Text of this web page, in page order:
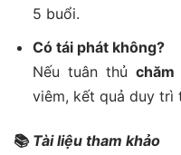
5 buổi.
Có tái phát không?
Nếu tuân thủchăm
viêm, kết quả duy trì
📚 Tài liệu tham khảo